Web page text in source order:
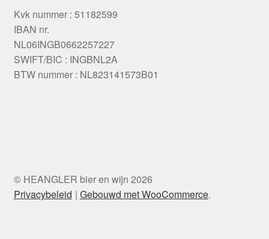
Kvk nummer : 51182599
IBAN nr.
NL06INGB0662257227
SWIFT/BIC : INGBNL2A
BTW nummer : NL823141573B01
© HEANGLER bier en wijn 2026
Privacybeleid
Gebouwd met WooCommerce.